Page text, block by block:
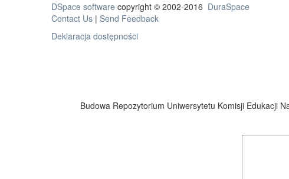
DSpace software copyright © 2002-2016 DuraSpace
Contact Us | Send Feedback
Deklaracja dostępności
Budowa Repozytorium Uniwersytetu Komisji Edukacji